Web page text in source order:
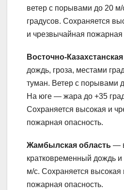
ветер с порывами до 20
градусов. Сохраняется
и чрезвычайная пожарная
Восточно-
дождь, гроза, местами
туман. Ветер с порывами
На юге — жара до +35
Сохраняется высокая и
пожарная опасность.
Жамбылская область —
кратковременный дождь и
м/с. Сохраняется высокая
пожарная опасность.